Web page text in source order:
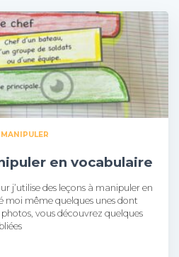
en vocabulaire
j’utilise des leçons à manipuler en
moi même quelques unes dont
photos, vous découvrez quelques